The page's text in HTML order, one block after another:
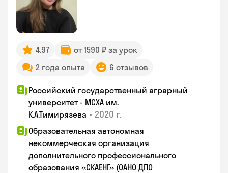
4.97
от 1590 ₽ за урок
2 года опыта
6 отзывов
Российский государственный аграрный
университет - МСХА им.
К.А.Тимирязева • 2020 г.
Образовательная автономная
некоммерческая организация
дополнительного профессионального
образования «СКАЕНГ» (ОАНО ДПО